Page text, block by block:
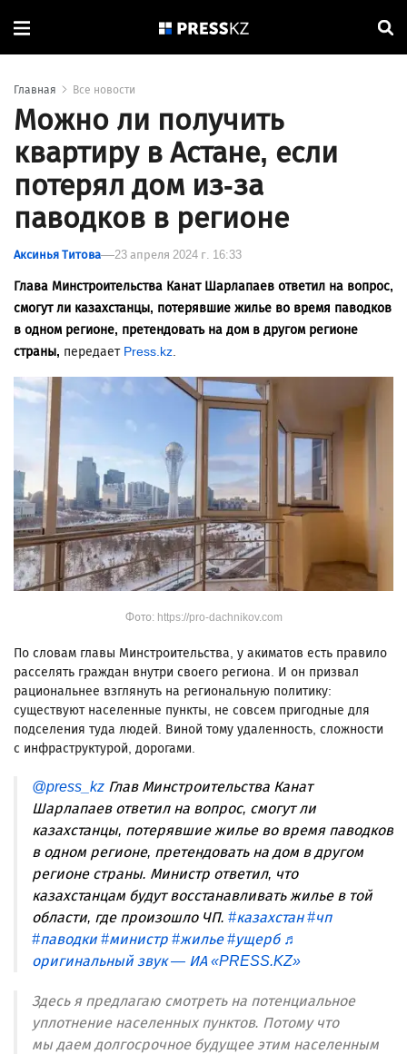
Главная Все новости
Можно ли получить
квартиру в Астане, если
потерял дом из-за
паводков в регионе
Аксинья Титова 23 апреля 2024 г. 16:33
Глава Минстроительства Канат Шарлапаев ответил на вопрос,
смогут ли казахстанцы, потерявшие жилье во время паводков
в одном регионе, претендовать на дом в другом регионе
страны, передает Press.kz.
Фото: https://pro-dachnikov.com
По словам главы Минстроительства, у акиматов есть правило
расселять граждан внутри своего региона. И он призвал
рациональнее взглянуть на региональную политику:
существуют населенные пункты, не совсем пригодные для
подселения туда людей. Виной тому удаленность, сложности
с инфраструктурой, дорогами.
@press_kz Глав Минстроительства Канат
Шарлапаев ответил на вопрос, смогут ли
казахстанцы, потерявшие жилье во время паводков
в одном регионе, претендовать на дом в другом
регионе страны. Министр ответил, что
казахстанцам будут восстанавливать жилье в той
области, где произошло ЧП. #казахстан #чп
#паводки #министр #жилье #ущерб ♬
оригинальный звук — ИА «PRESS.KZ»
Здесь я предлагаю смотреть на потенциальное
уплотнение населенных пунктов. Потому что
мы даем долгосрочное будущее этим населенным